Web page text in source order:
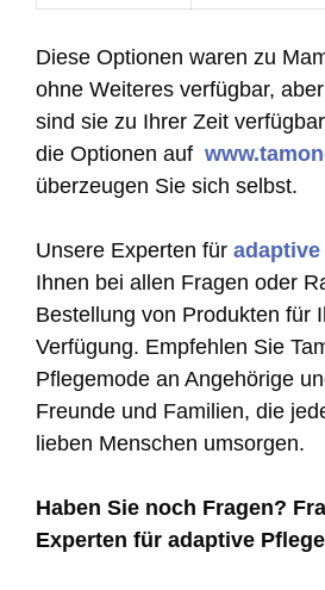
Diese Optionen waren zu
ohne Weiteres verfügbar,
sind sie zu Ihrer Zeit
die Optionen auf
überzeugen Sie sich selbst.
Unsere Experten für adaptive
Ihnen bei allen Fragen oder
Bestellung von Produkten für
Verfügung. Empfehlen Sie
Pflegemode an Angehörige
Freunde und Familien, die
lieben Menschen umsorgen.
Haben Sie noch Fragen?
Experten für adaptive